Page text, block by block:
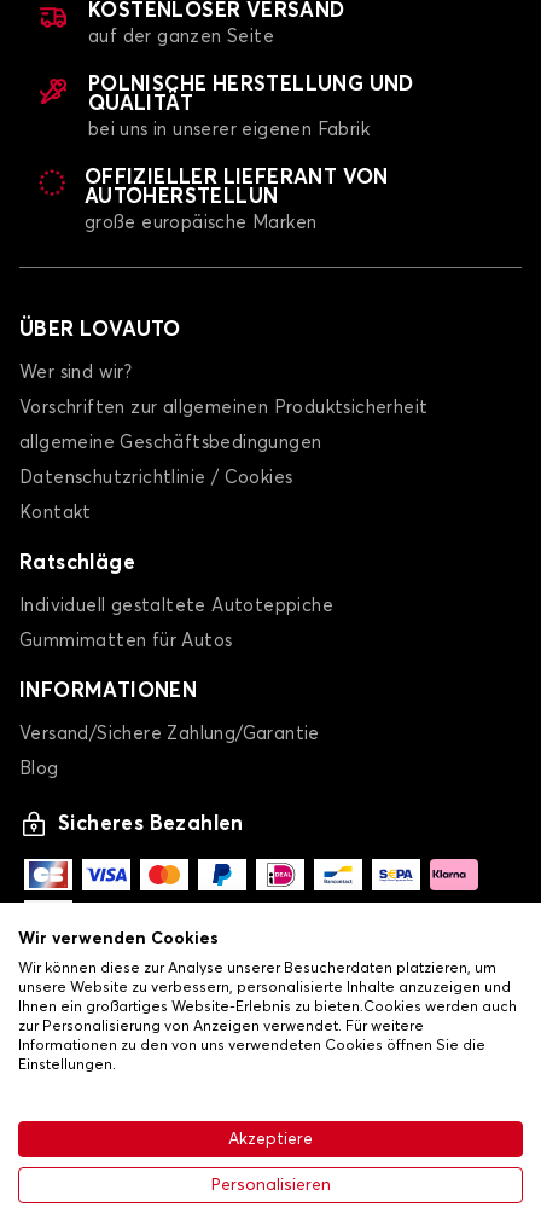
64,46 €
-35% 99,16 €
In den Warenkorb
KOSTENLOSER VERSAND
auf der ganzen Seite
POLNISCHE HERSTELLUNG UND
QUALITÄT
bei uns in unserer eigenen Fabrik
OFFIZIELLER LIEFERANT VON
AUTOHERSTELLUN
große europäische Marken
ÜBER LOVAUTO
Wer sind wir?
Vorschriften zur allgemeinen Produktsicherheit
allgemeine Geschäftsbedingungen
Datenschutzrichtlinie / Cookies
Kontakt
Ratschläge
Individuell gestaltete Autoteppiche
Gummimatten für Autos
INFORMATIONEN
Versand/Sichere Zahlung/Garantie
Blog
Sicheres Bezahlen
Allgemeine Verkaufsbedingungen•
Datenschutz- und Cookie-Richtlinie•Livraison
Wir verwenden Cookies
Wir können diese zur Analyse unserer Besucherdaten platzieren, um
unsere Website zu verbessern, personalisierte Inhalte anzuzeigen und
Ihnen ein großartiges Website-Erlebnis zu bieten.Cookies werden auch
zur Personalisierung von Anzeigen verwendet. Für weitere
Informationen zu den von uns verwendeten Cookies öffnen Sie die
Einstellungen.
Akzeptiere
Personalisieren